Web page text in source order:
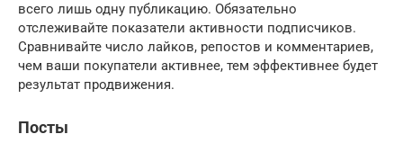
всего лишь одну публикацию. Обязательно
отслеживайте показатели активности подписчиков.
Сравнивайте число лайков, репостов и комментариев,
чем ваши покупатели активнее, тем эффективнее будет
результат продвижения.
Посты